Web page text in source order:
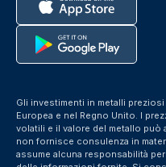
Gli investimenti in metalli
Europea e nel Regno Unito. I
volatili e il valore del metallo può
non fornisce consulenza in
assume alcuna responsabilità